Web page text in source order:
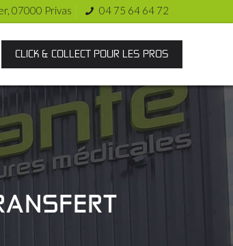
07000 Privas 04 75 64 64 72
CLICK & COLLECT POUR LES PROS